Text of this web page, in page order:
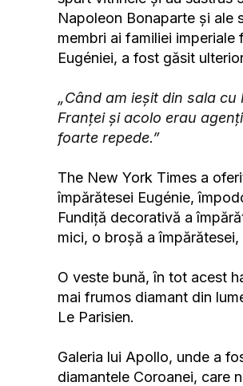
Napoleon Bonaparte și ale
membri ai familiei
Eugéniei, a fost găsit
„Când am ieșit din sala
Franței și acolo erau
foarte repede.”
The New York Times a
împărătesei Eugénie,
Fundiță decorativă a
mici, o broșă a
O veste bună, în tot acest
mai frumos diamant din
Le Parisien.
Galeria lui Apollo, unde a
diamantele Coroanei, care